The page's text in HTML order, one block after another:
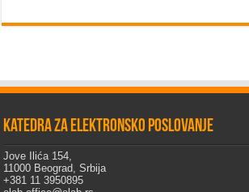
Katedra za elektronsko poslovanje
Jove Ilića 154,
11000 Beograd, Srbija
+381 11 3950895